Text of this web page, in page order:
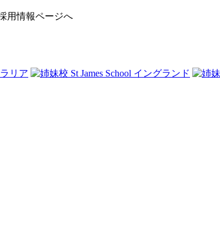
用情報ページへ